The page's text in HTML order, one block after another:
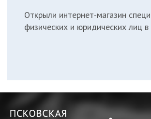
Открыли интернет-магазин
физических и юридических лиц